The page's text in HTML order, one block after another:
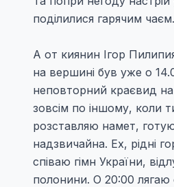
поділилися гарячим чаєм.
А от киянин Ігор
на вершині був уже о
неповторний краєвид
зовсім по іншому, коли
розставляю намет,
надзвичайна. Ех, рідні
співаю гімн України,
полонини. О 20:00